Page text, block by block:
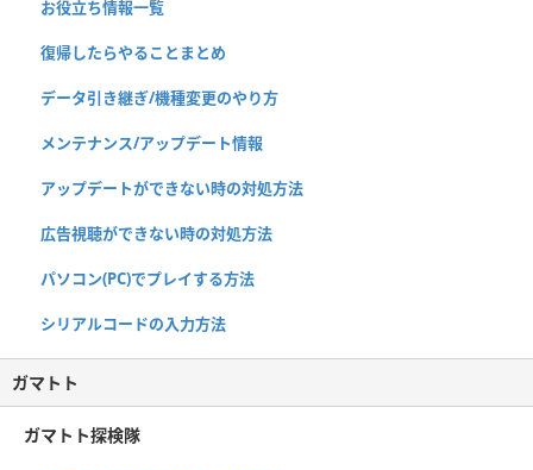
お役立ち情報一覧
復帰したらやることまとめ
データ引き継ぎ/機種変更のやり方
メンテナンス/アップデート情報
アップデートができない時の対処方法
広告視聴ができない時の対処方法
パソコン(PC)でプレイする方法
シリアルコードの入力方法
ガマトト
ガマトト探検隊